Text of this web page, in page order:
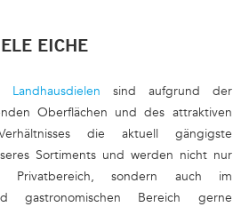
EICHE
Landhausdielen sind aufgrund der
Oberflächen und des attraktiven
die aktuell gängigste
Sortiments und werden nicht nur
Privatbereich, sondern auch im
gastronomischen Bereich gerne